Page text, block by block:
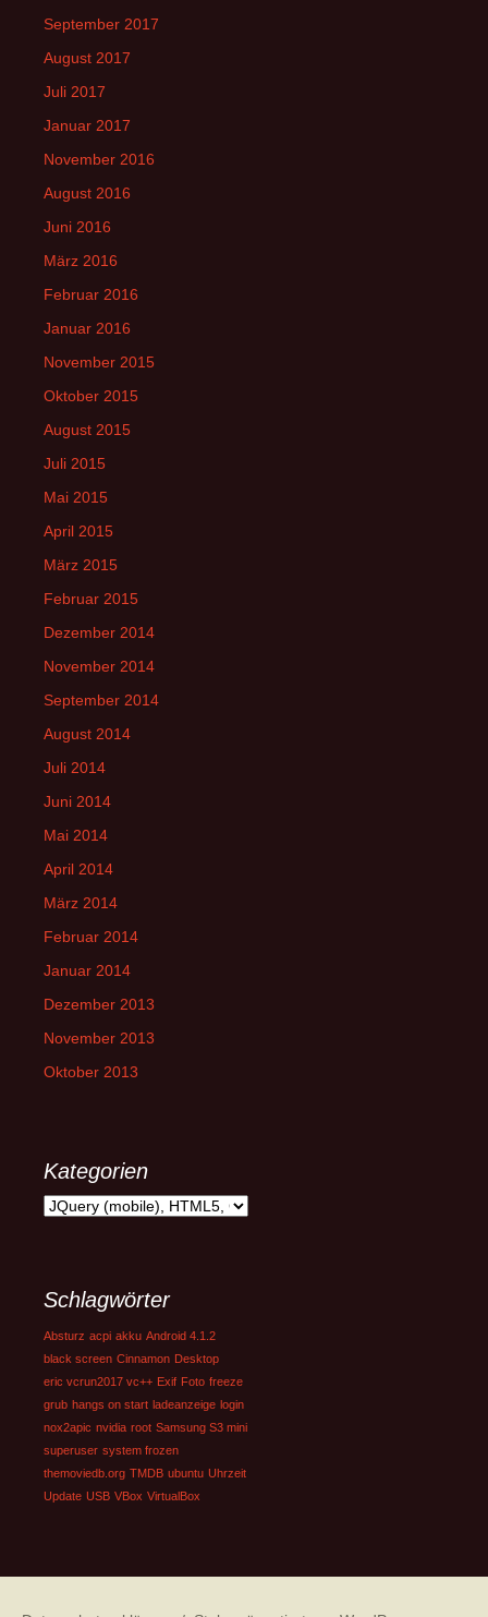
September 2017
August 2017
Juli 2017
Januar 2017
November 2016
August 2016
Juni 2016
März 2016
Februar 2016
Januar 2016
November 2015
Oktober 2015
August 2015
Juli 2015
Mai 2015
April 2015
März 2015
Februar 2015
Dezember 2014
November 2014
September 2014
August 2014
Juli 2014
Juni 2014
Mai 2014
April 2014
März 2014
Februar 2014
Januar 2014
Dezember 2013
November 2013
Oktober 2013
Kategorien
Kategorien
Schlagwörter
Absturz acpi akku Android 4.1.2
black screen Cinnamon Desktop
eric vcrun2017 vc++ Exif Foto freeze
grub hangs on start ladeanzeige login
nox2apic nvidia root Samsung S3 mini
superuser system frozen
themoviedb.org TMDB ubuntu Uhrzeit
Update USB VBox VirtualBox